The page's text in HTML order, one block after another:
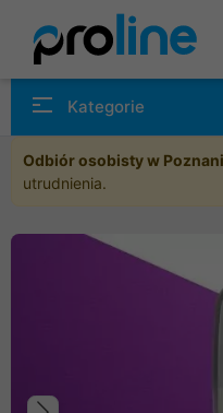
Kategorie
Odbiór osobisty w
utrudnienia.